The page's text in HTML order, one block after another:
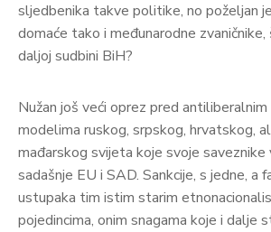
sljedbenika takve politike, no poželjan
domaće tako i međunarodne
daljoj sudbini BiH?
Nužan još veći oprez pred
modelima ruskog, srpskog, hrvatskog,
mađarskog svijeta koje svoje saveznike
sadašnje EU i SAD. Sankcije, s jedne, a
ustupaka tim istim starim
pojedincima, onim snagama koje i dalje